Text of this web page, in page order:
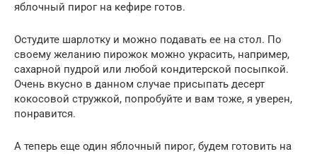
яблочный пирог на кефире готов.
Остудите шарлотку и можно подавать ее на стол. По
своему желанию пирожок можно украсить, например,
сахарной пудрой или любой кондитерской посыпкой.
Очень вкусно в данном случае присыпать десерт
кокосовой стружкой, попробуйте и вам тоже, я уверен,
понравится.
А теперь еще один яблочный пирог, будем готовить на